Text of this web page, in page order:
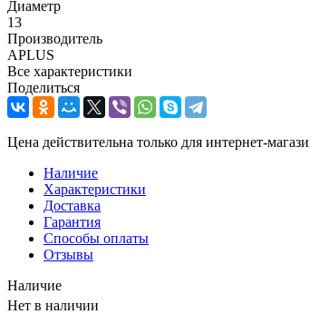
Диаметр
13
Производитель
APLUS
Все характеристики
Поделиться
Цена действительна только для интернет-
Наличие
Характеристики
Доставка
Гарантия
Способы оплаты
Отзывы
Наличие
Нет в наличии